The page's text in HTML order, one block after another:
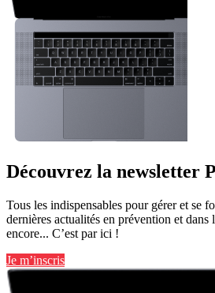
Découvrez la newsletter
Tous les indispensables pour gérer et se
dernières actualités en prévention et
encore... C’est par ici !
Je m’inscris